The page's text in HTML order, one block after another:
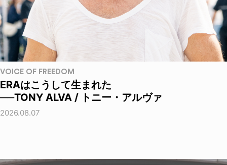
VOICE OF FREEDOM
ERAはこうして生まれた
──TONY ALVA / トニー・アルヴァ
2026.08.07